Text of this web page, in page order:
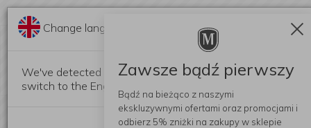
MISECZKA BOTANIC GARDEN BIRDS 15CM
(II GATUNEK)
Change language?
We've detected that your browser language is not Polish.
switch to the English version of our website?
Zawsze bądź pierwszy
Bądź na bieżąco z naszymi
ekskluzywnymi ofertami oraz promocjami i
odbierz 5% zniżki na zakupy w sklepie